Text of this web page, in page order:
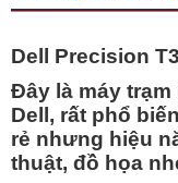
Dell Precision
Đây là máy
Dell, rất phổ
rẻ nhưng hiệu
thuật, đồ họa